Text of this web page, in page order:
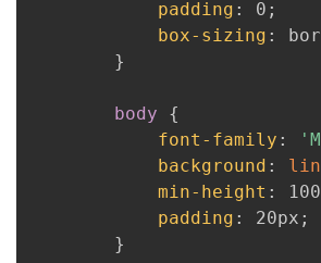
padding : 0 ;
box-sizing :
}
body
{
font-family :
background :
min-height :
padding : 20px ;
}